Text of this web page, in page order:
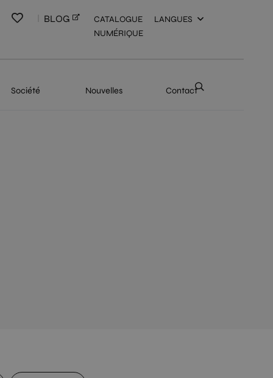
BLOG
CATALOGUE
NUMÉRIQUE
LANGUES
Société Nouvelles Contact